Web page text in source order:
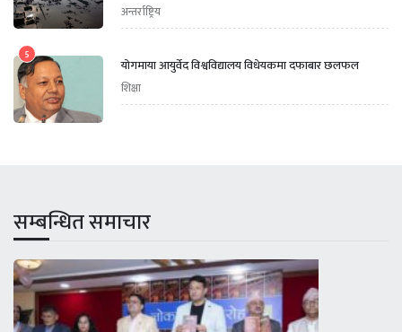
अन्तर्राष्ट्रिय
5
योगमाया आयुर्वेद विश्वविद्यालय विधेयकमा दफाबार छलफल
शिक्षा
सम्बन्धित समाचार